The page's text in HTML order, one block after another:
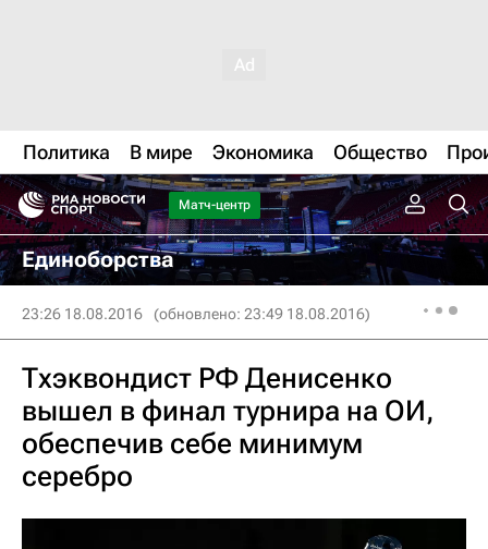
Политика В мире Экономика Общество
Матч-центр
Единоборства
23:26 18.08.2016 (обновлено: 23:49 18.08.2016)
Тхэквондист РФ Денисенко
вышел в финал турнира на ОИ,
обеспечив себе минимум
серебро